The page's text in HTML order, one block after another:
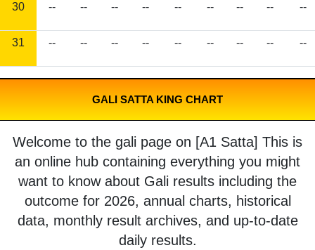
30 -- -- -- -- -- -- -- -- --
31 -- -- -- -- -- -- -- -- --
GALI SATTA KING CHART
Welcome to the gali page on [A1 Satta] This is
an online hub containing everything you might
want to know about Gali results including the
outcome for 2026, annual charts, historical
data, monthly result archives, and up-to-date
daily results.